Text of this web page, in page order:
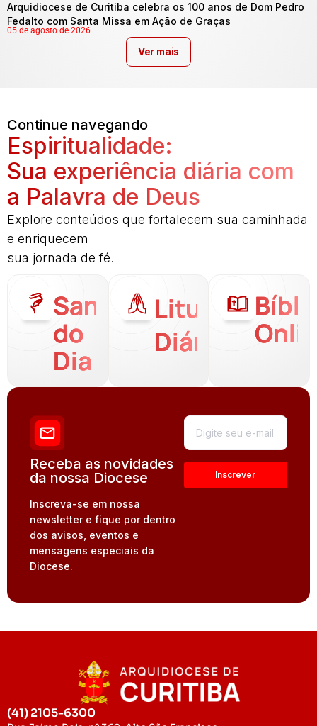
Arquidiocese de Curitiba celebra os 100 anos de Dom Pedro
Fedalto com Santa Missa em Ação de Graças
05 de agosto de 2026
Ver mais
Continue navegando
Espiritualidade:
Sua experiência diária com
a Palavra de Deus
Explore conteúdos que fortalecem sua caminhada
e enriquecem
sua jornada de fé.
Santo
do
Dia
Liturgia
Diária
Receba as novidades
da nossa Diocese
Inscreva-se em nossa
newsletter e fique por dentro
dos avisos, eventos e
mensagens especiais da
Diocese.
(41) 2105-6300